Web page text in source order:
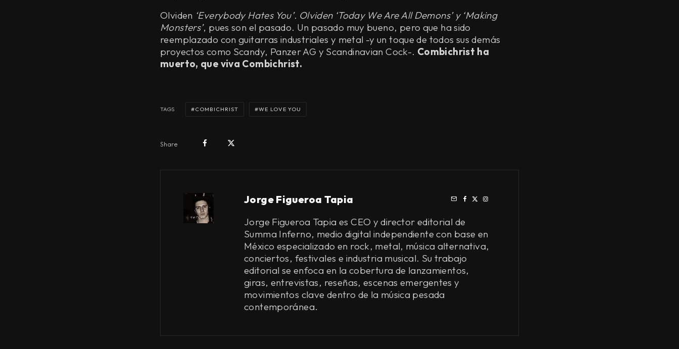
Olviden ‘Everybody Hates You’. Olviden ‘Today We Are All Demons’ y ‘Making
Monsters’, pues son el pasado. Un pasado muy bueno, pero que ha sido
reemplazado con guitarras industriales y metal -y un toque de todos sus demás
proyectos como Scandy, Panzer AG y Scandinavian Cock-. Combichrist ha
muerto, que viva Combichrist.
TAGS COMBICHRIST WE LOVE YOU
Share
Jorge Figueroa Tapia
Jorge Figueroa Tapia es CEO y director editorial de
Summa Inferno, medio digital independiente con base en
México especializado en rock, metal, música alternativa,
conciertos, festivales e industria musical. Su trabajo
editorial se enfoca en la cobertura de lanzamientos,
giras, entrevistas, reseñas, escenas emergentes y
movimientos clave dentro de la música pesada
contemporánea.